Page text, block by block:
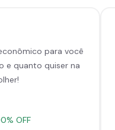
para você
e quanto quiser na
OFF